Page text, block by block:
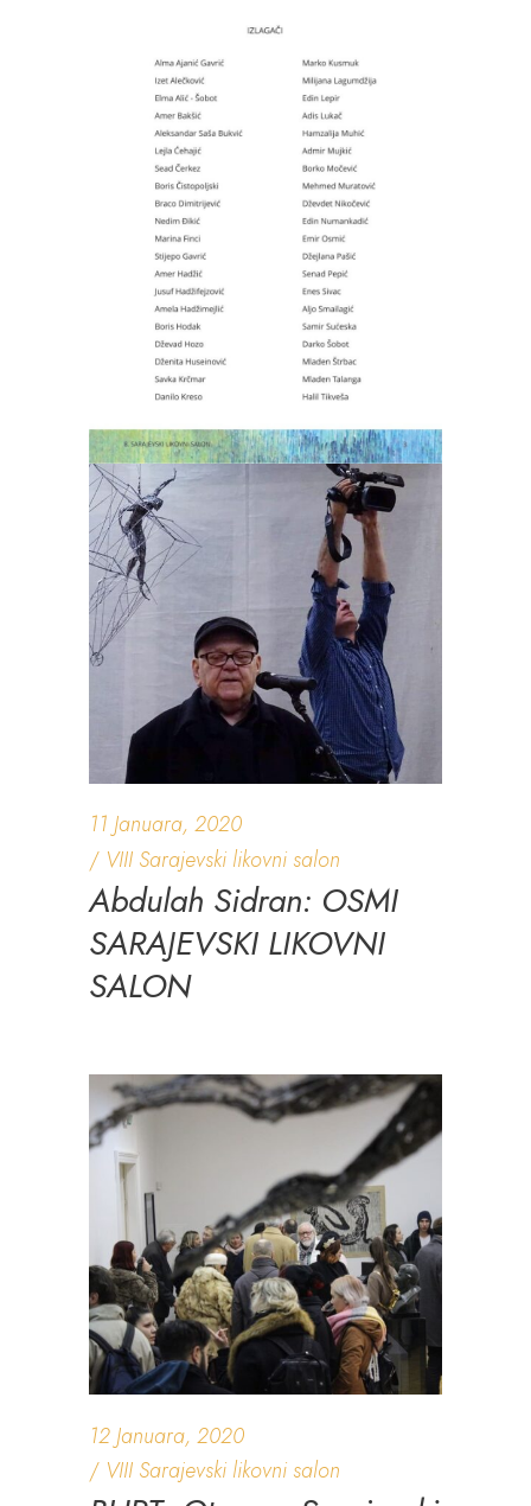
11 Januara, 2020
VIII Sarajevski likovni salon
Abdulah Sidran: OSMI
SARAJEVSKI LIKOVNI
SALON
12 Januara, 2020
VIII Sarajevski likovni salon